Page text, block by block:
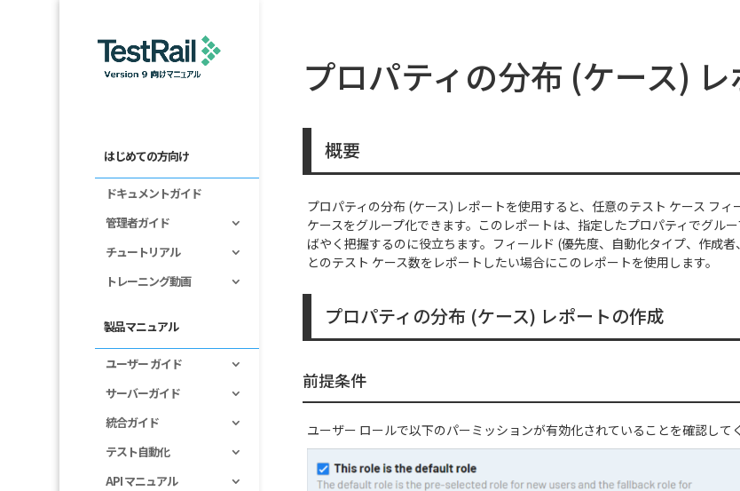
はじめての方向け
ドキュメントガイド
管理者ガイド
チュートリアル
トレーニング動画
製品マニュアル
ユーザー ガイド
サーバーガイド
統合ガイド
テスト自動化
API マニュアル
プロパティの分布 (ケース) レ
概要
プロパティの分布 (ケース) レポートを使用すると、任意のテスト ケース フ
ケースをグループ化できます。このレポートは、指定したプロパティでグル
ばやく把握するのに役立ちます。フィールド (優先度、自動化タイプ、作成
とのテスト ケース数をレポートしたい場合にこのレポートを使用します。
プロパティの分布 (ケース) レポートの作成
前提条件
ユーザー ロールで以下のパーミッションが有効化されていることを確認して